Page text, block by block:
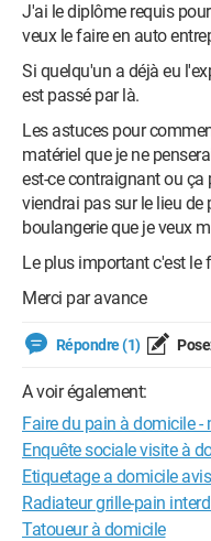
J'ai le diplôme requis
veux le faire en auto
Si quelqu'un a déjà eu
est passé par là.
Les astuces pour
matériel que je ne
est-ce contraignant ou ça
viendrai pas sur le lieu
boulangerie que je veux
Le plus important c'est le
Merci par avance
Répondre (1)
A voir également:
Faire du pain à domicile -
Enquête sociale visite à
Etiquetage a domicile avis
Radiateur grille-pain
Tatoueur à domicile